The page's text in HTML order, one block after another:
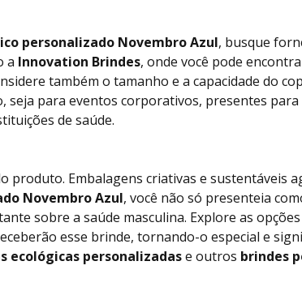
personalizado Novembro Azul, busque
a Innovation Brindes, onde você pode
também o tamanho e a capacidade do
seja para eventos corporativos, presentes
de saúde.
produto. Embalagens criativas e sustentáveis
Novembro Azul, você não só presenteia
sobre a saúde masculina. Explore as
esse brinde, tornando-o especial e
ecológicas personalizadase outros brindes